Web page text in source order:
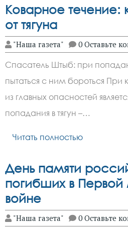
Коварное течение:
от тягуна
"Наша газета" 0 Оставьте
Спасатель Штыб: при
пытаться с ним бороться
из главных опасностей
попадания в тягун –…
Читать полностью
День памяти
погибших в
войне
"Наша газета" 0 Оставьте